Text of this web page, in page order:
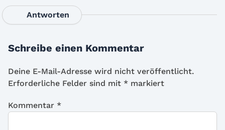
Antworten
Schreibe einen Kommentar
Deine E-Mail-Adresse wird nicht veröffentlicht.
Erforderliche Felder sind mit * markiert
Kommentar *